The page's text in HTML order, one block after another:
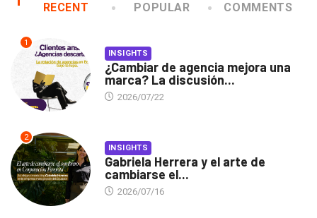
RECENT POPULAR COMMENTS
1
INSIGHTS
¿Cambiar de agencia mejora una
marca? La discusión...
2026/07/22
2
INSIGHTS
Gabriela Herrera y el arte de
cambiarse el...
2026/07/16